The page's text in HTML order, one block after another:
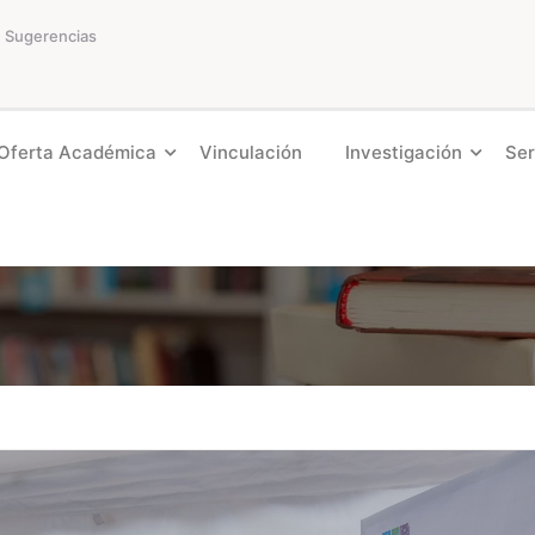
Sugerencias
Académica Vinculación Investigación